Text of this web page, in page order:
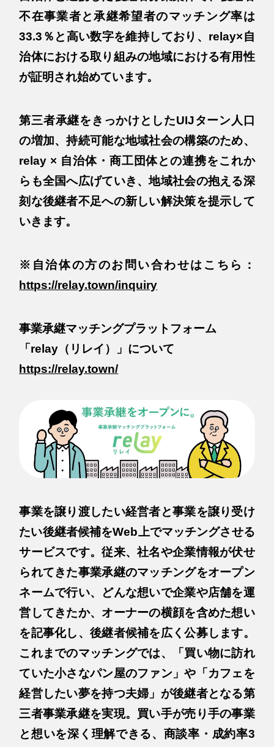
不在事業者と承継希望者のマッチング率は
33.3％と高い数字を維持しており、relay×自
治体における取り組みの地域における有用性
が証明され始めています。
第三者承継をきっかけとしたUIJターン人口
の増加、持続可能な地域社会の構築のため、
relay × 自治体・商工団体との連携をこれか
らも全国へ広げていき、地域社会の抱える深
刻な後継者不足への新しい解決策を提示して
いきます。
※自治体の方のお問い合わせはこちら：
https://relay.town/inquiry
事業承継マッチングプラットフォーム
「relay（リレイ）」について
https://relay.town/
事業を譲り渡したい経営者と事業を譲り受け
たい後継者候補をWeb上でマッチングさせる
サービスです。従来、社名や企業情報が伏せ
られてきた事業承継のマッチングをオープン
ネームで行い、どんな想いで企業や店舗を運
営してきたか、オーナーの横顔を含めた想い
を記事化し、後継者候補を広く公募します。
これまでのマッチングでは、「買い物に訪れ
ていた小さなパン屋のファン」や「カフェを
経営したい夢を持つ夫婦」が後継者となる第
三者事業承継を実現。買い手が売り手の事業
と想いを深く理解できる、商談率・成約率3